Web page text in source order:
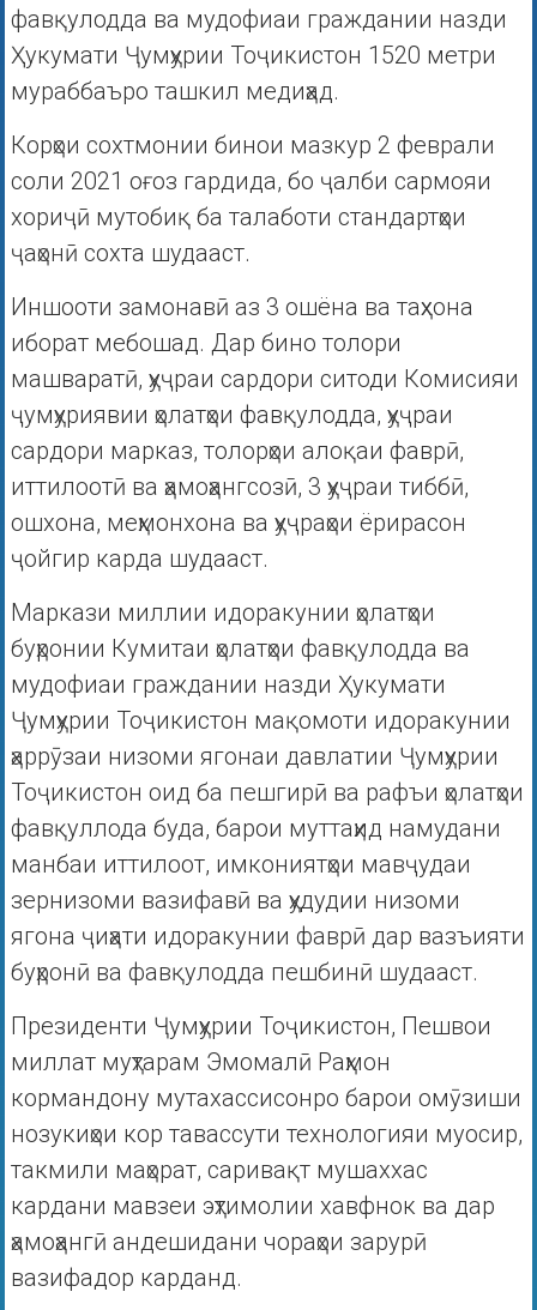
фавқулодда ва мудофиаи граждании назди
Ҳукумати Ҷумҳурии Тоҷикистон 1520 метри
мураббаъро ташкил медиҳад.
Корҳои сохтмонии бинои мазкур 2 феврали
соли 2021 оғоз гардида, бо ҷалби сармояи
хориҷӣ мутобиқ ба талаботи стандартҳои
ҷаҳонӣ сохта шудааст.
Иншооти замонавӣ аз 3 ошёна ва таҳхона
иборат мебошад. Дар бино толори
машваратӣ, ҳуҷраи сардори ситоди Комисияи
ҷумҳуриявии ҳолатҳои фавқулодда, ҳуҷраи
сардори марказ, толорҳои алоқаи фаврӣ,
иттилоотӣ ва ҳамоҳангсозӣ, 3 ҳуҷраи тиббӣ,
ошхона, меҳмонхона ва ҳуҷраҳои ёрирасон
ҷойгир карда шудааст.
Маркази миллии идоракунии ҳолатҳои
буҳронии Кумитаи ҳолатҳои фавқулодда ва
мудофиаи граждании назди Ҳукумати
Ҷумҳурии Тоҷикистон мақомоти идоракунии
ҳаррӯзаи низоми ягонаи давлатии Ҷумҳурии
Тоҷикистон оид ба пешгирӣ ва рафъи ҳолатҳои
фавқуллода буда, барои муттаҳид намудани
манбаи иттилоот, имкониятҳои мавҷудаи
зернизоми вазифавӣ ва ҳудудии низоми
ягона ҷиҳати идоракунии фаврӣ дар вазъияти
буҳронӣ ва фавқулодда пешбинӣ шудааст.
Президенти Ҷумҳурии Тоҷикистон, Пешвои
миллат муҳтарам Эмомалӣ Раҳмон
кормандону мутахассисонро барои омӯзиши
нозукиҳои кор тавассути технологияи муосир,
такмили маҳорат, саривақт мушаххас
кардани мавзеи эҳтимолии хавфнок ва дар
ҳамоҳангӣ андешидани чораҳои зарурӣ
вазифадор карданд.